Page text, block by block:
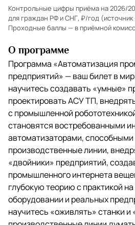
Контрольные цифры приёма на 2026/
для граждан РФ и СНГ, ₽/год
Проходные баллы — в приёмной
О программе
Программа «Автоматизация
предприятий» — ваш билет в
научитесь создавать «умные»
проектировать АСУ ТП,
с промышленной
становятся востребованными
автоматизаторами,
производственные линии,
«двойники» предприятий,
промышленного интернета
глубокую теорию с практикой
оборудовании и реальных
научитесь «оживлять» станки и